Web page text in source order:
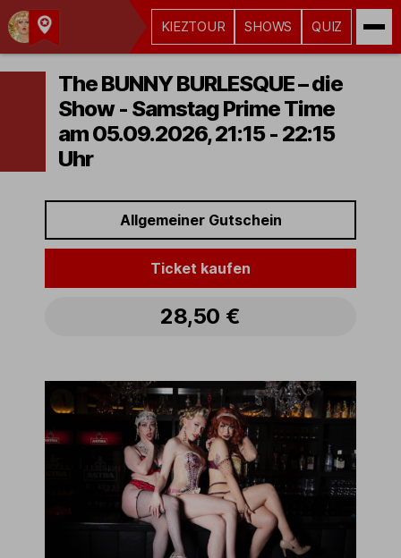
Kult-
Kieztouren
Hamburg
KIEZTOUR SHOWS QUIZ
The BUNNY BURLESQUE – die
Show - Samstag Prime Time
am 05.09.2026, 21:15 - 22:15
Uhr
Allgemeiner Gutschein
Ticket kaufen
28,50 €